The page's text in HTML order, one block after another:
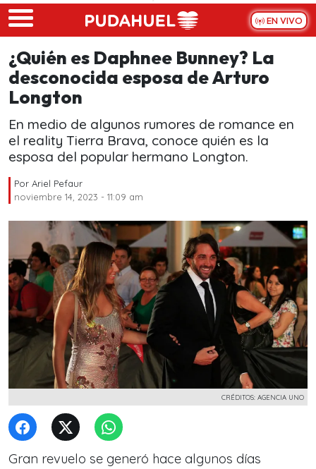
Skip to main content
EN VIVO
¿Quién es Daphnee Bunney? La
desconocida esposa de Arturo
Longton
En medio de algunos rumores de romance en
el reality Tierra Brava, conoce quién es la
esposa del popular hermano Longton.
Por Ariel Pefaur
noviembre 14, 2023 - 11:09 am
CRÉDITOS: AGENCIA UNO
Gran revuelo se generó hace algunos días